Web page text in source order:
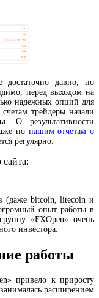
давно, но
перед выходом на
надежных опций для
трейдеры начали
. О результативности
по нашим отчетам о
регулярно.
(даже bitcoin, litecoin и
опыт работы в
«FXOpen» очень
инвестора.
работы
привело к приросту
расширением